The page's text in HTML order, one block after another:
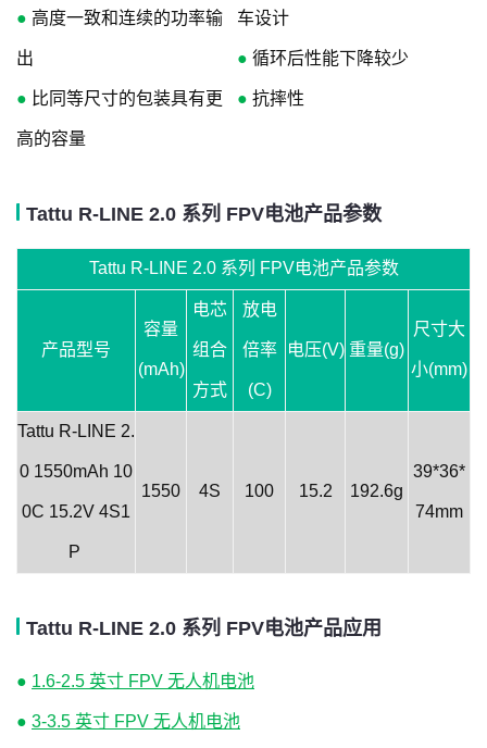
● 高度一致和连续的功率输
出
● 比同等尺寸的包装具有更
高的容量
车设计
● 循环后性能下降较少
● 抗摔性
Tattu R-LINE 2.0 系列 FPV电池产品参数
Tattu R-LINE 2.0 系列 FPV电池产品参数
产品型号
容量
(mAh)
电芯
组合
方式
放电
倍率
(C)
电压(V) 重量(g)
尺寸大
小(mm)
Tattu R-LINE 2.
0 1550mAh 10
0C 15.2V 4S1
P
1550 4S 100 15.2 192.6g
39*36*
74mm
Tattu R-LINE 2.0 系列 FPV电池产品应用
● 1.6-2.5 英寸 FPV 无人机电池
● 3-3.5 英寸 FPV 无人机电池